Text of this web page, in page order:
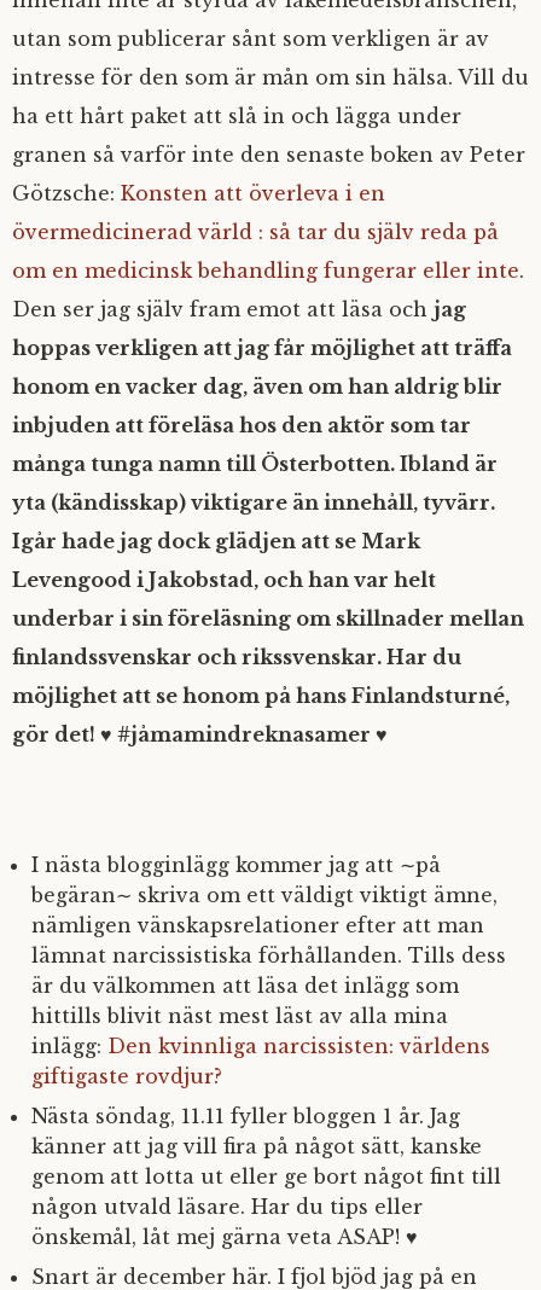
utan som publicerar sånt som verkligen är av
intresse för den som är mån om sin hälsa. Vill du
ha ett hårt paket att slå in och lägga under
granen så varför inte den senaste boken av Peter
Götzsche: Konsten att överleva i en
övermedicinerad värld : så tar du själv reda på
om en medicinsk behandling fungerar eller inte.
Den ser jag själv fram emot att läsa och jag
hoppas verkligen att jag får möjlighet att träffa
honom en vacker dag, även om han aldrig blir
inbjuden att föreläsa hos den aktör som tar
många tunga namn till Österbotten. Ibland är
yta (kändisskap) viktigare än innehåll, tyvärr.
Igår hade jag dock glädjen att se Mark
Levengood i Jakobstad, och han var helt
underbar i sin föreläsning om skillnader mellan
finlandssvenskar och rikssvenskar. Har du
möjlighet att se honom på hans Finlandsturné,
gör det! ♥ #jåmamindreknasamer ♥
I nästa blogginlägg kommer jag att ∼på
begäran∼ skriva om ett väldigt viktigt ämne,
nämligen vänskapsrelationer efter att man
lämnat narcissistiska förhållanden. Tills dess
är du välkommen att läsa det inlägg som
hittills blivit näst mest läst av alla mina
inlägg: Den kvinnliga narcissisten: världens
giftigaste rovdjur?
Nästa söndag, 11.11 fyller bloggen 1 år. Jag
känner att jag vill fira på något sätt, kanske
genom att lotta ut eller ge bort något fint till
någon utvald läsare. Har du tips eller
önskemål, låt mej gärna veta ASAP! ♥
Snart är december här. I fjol bjöd jag på en